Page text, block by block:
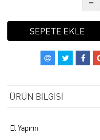
SEPETE EKLE
ÜRÜN BILGISI
El Yapımı